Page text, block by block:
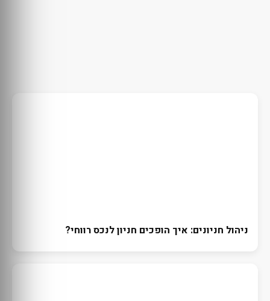
ניהול חניונים: איך הופכים חניון לנכס רווחי?